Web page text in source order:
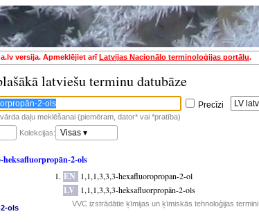
versija. Apmeklējiet arīLatvijas Nacionālo terminoloģijas portālu.
latviešu terminu datubāze
Precīzi
daļu meklēšanai (piemēram, dator* vai *pratība)
Kolekcijas: Visas ▾
heksafluorpropān-2-ols
ols
EN 1,1,1,3,3,3-hexafluoropropan-2-ol
LV 1,1,1,3,3,3-heksafluorpropān-2-ols
VVC izstrādātie ķīmijas un ķīmiskās tehnoloģijas termini